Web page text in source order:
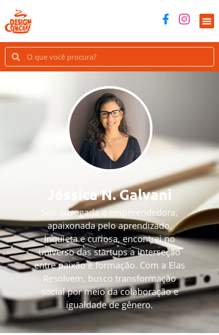
Jéssica N. Galvani
Sou advogada e empreendedora,
apaixonada pelo aprendizado.
Inquieta e curiosa, encontrei no
universo das startups a interseção
entre paixão e formação. Com a Elas
Resolvem, busco transformação
social por meio da colaboração e
igualdade de gênero.